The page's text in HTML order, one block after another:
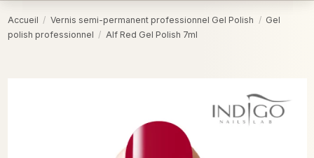
Accueil Vernis semi-permanent professionnel Gel Polish
Gel
polish professionnel
Alf Red Gel Polish 7ml